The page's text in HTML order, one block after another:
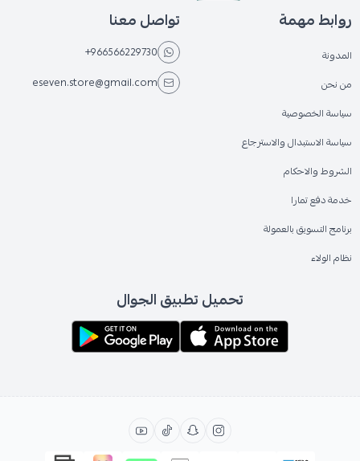
روابط مهمة
المدونة
من نحن
سياسة الخصوصية
سياسة الاستبدال والاسترجاع
الشروط والاحكام
خدمة دفع تمارا
برنامج التسويق بالعمولة
نظام الولاء
تواصل معنا
+966566229730
eseven.store@gmail.com
تحميل تطبيق الجوال